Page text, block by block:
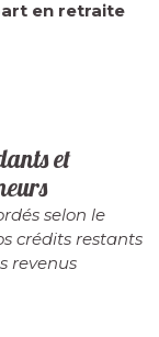
en retraite
et
selon le
crédits restants
revenus